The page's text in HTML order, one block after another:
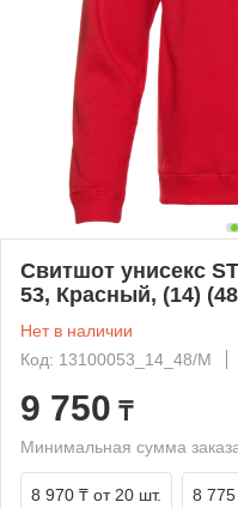
Свитшот унисекс
53, Красный, (14)
Нет в наличии
Код: 13100053_14_48/M
9 750 ₸
Минимальная сумма
8 970 ₸ от 20 шт. 8